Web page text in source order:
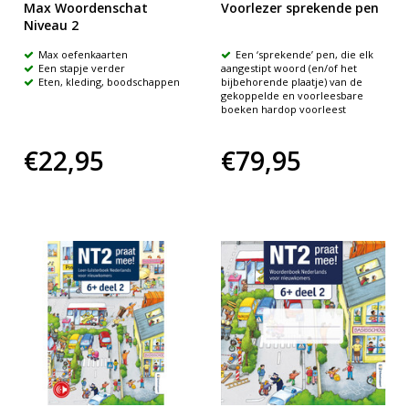
Max Woordenschat
Niveau 2
Max oefenkaarten
Een stapje verder
Eten, kleding, boodschappen
€22,95
Voorlezer sprekende pen
Een ‘sprekende’ pen, die elk
aangestipt woord (en/of het
bijbehorende plaatje) van de
gekoppelde en voorleesbare
boeken hardop voorleest
€79,95